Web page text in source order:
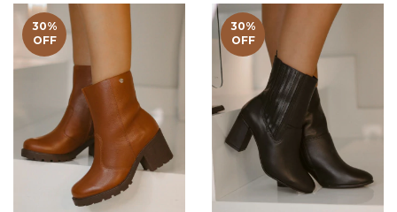
30%
OFF
30%
OFF